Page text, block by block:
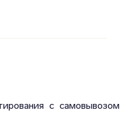
с самовывозом